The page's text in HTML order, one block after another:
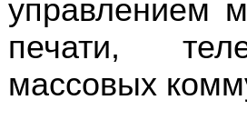
управлением
печати,
массовых